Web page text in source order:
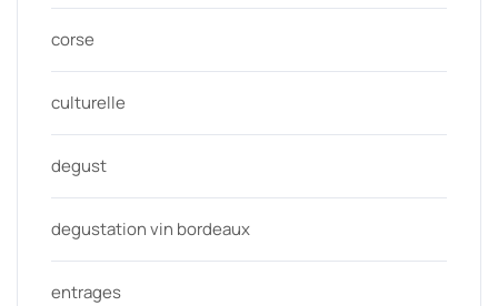
corse
culturelle
degust
degustation vin bordeaux
entrages